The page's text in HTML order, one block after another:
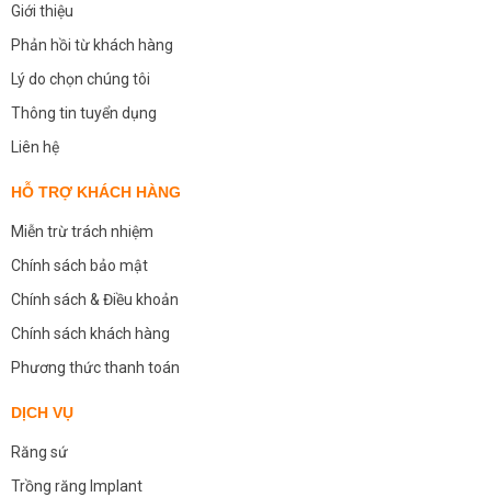
Giới thiệu
Phản hồi từ khách hàng
Lý do chọn chúng tôi
Thông tin tuyển dụng
Liên hệ
HỖ TRỢ KHÁCH HÀNG
Miễn trừ trách nhiệm
Chính sách bảo mật
Chính sách & Điều khoản
Chính sách khách hàng
Phương thức thanh toán
DỊCH VỤ
Răng sứ
Trồng răng Implant